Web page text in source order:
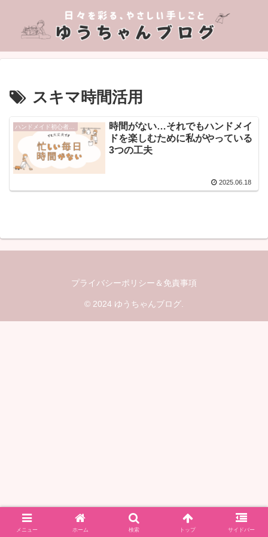
スキマ時間活用
時間がない…それでもハンドメイ
ドを楽しむために私がやっている
3つの工夫
2025.06.18
プライバシーポリシー＆免責事項
© 2024 ゆうちゃんブログ.
メニュー ホーム 検索 トップ サイドバー